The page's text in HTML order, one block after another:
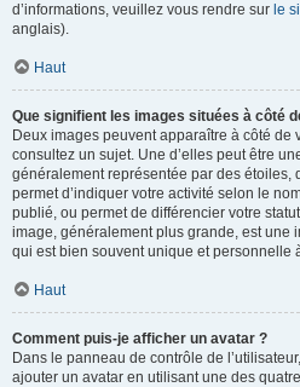
d’informations, veuillez vous rendre sur le
anglais).
Haut
Que signifient les images situées à côté
Deux images peuvent apparaître à côté de
consultez un sujet. Une d’elles peut être
généralement représentée par des étoiles,
permet d’indiquer votre activité selon le
publié, ou permet de différencier votre
image, généralement plus grande, est une
qui est bien souvent unique et personnelle
Haut
Comment puis-je afficher un avatar ?
Dans le panneau de contrôle de
ajouter un avatar en utilisant une des